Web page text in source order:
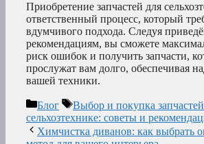
Приобретение запчастей для
ответственный процесс, который
вдумчивого подхода. Следуя
рекомендациям, вы сможете
риск ошибок и получить запчасти,
прослужат вам долго, обеспечивая
вашей техники.
Рубрики
Блог Метки
Выбор и покупка
сельхозтехнике: советы и
Химчистка диванов: как выбрать